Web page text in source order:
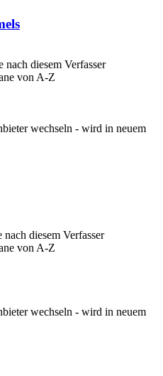
nach diesem Verfasser
von A-Z
wechseln - wird in neuem
nach diesem Verfasser
von A-Z
wechseln - wird in neuem